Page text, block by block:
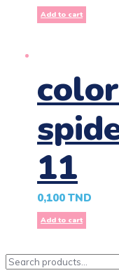
Add to cart
11
0,100 TND
Add to cart
Search